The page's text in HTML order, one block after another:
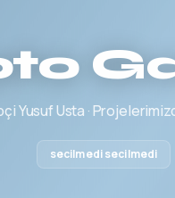
Yusuf Usta ·
secilmedi secilmedi